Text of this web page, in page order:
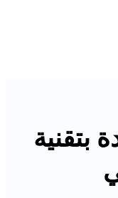
بتقنية